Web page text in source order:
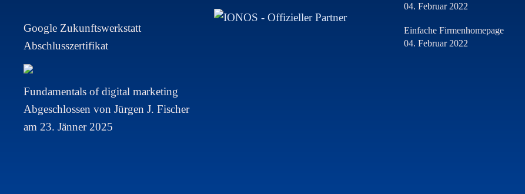
Google Zukunftswerkstatt
Abschlusszertifikat
Fundamentals of digital marketing
Abgeschlossen von Jürgen J. Fischer
am 23. Jänner 2025
04. Februar 2022
Einfache Firmenhomepage
04. Februar 2022